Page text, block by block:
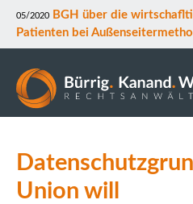
05/2020
BGH über die
Patienten bei
Anwälte
Mitarbeiter
Union will